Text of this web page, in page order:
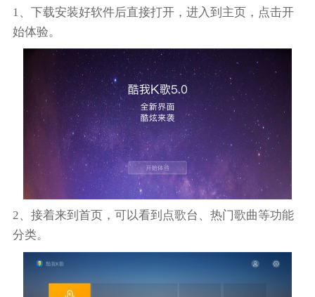
1、下载安装好软件后直接打开，进入到主页，点击开
始体验。
2、接着来到首页，可以看到点歌台、热门歌曲等功能
分类。